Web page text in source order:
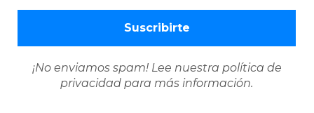
¡No enviamos spam! Lee nuestra política de
privacidad para más información.